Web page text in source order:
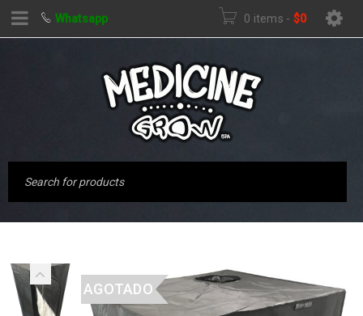
Whatsapp 0 items - $0
AGOTADO